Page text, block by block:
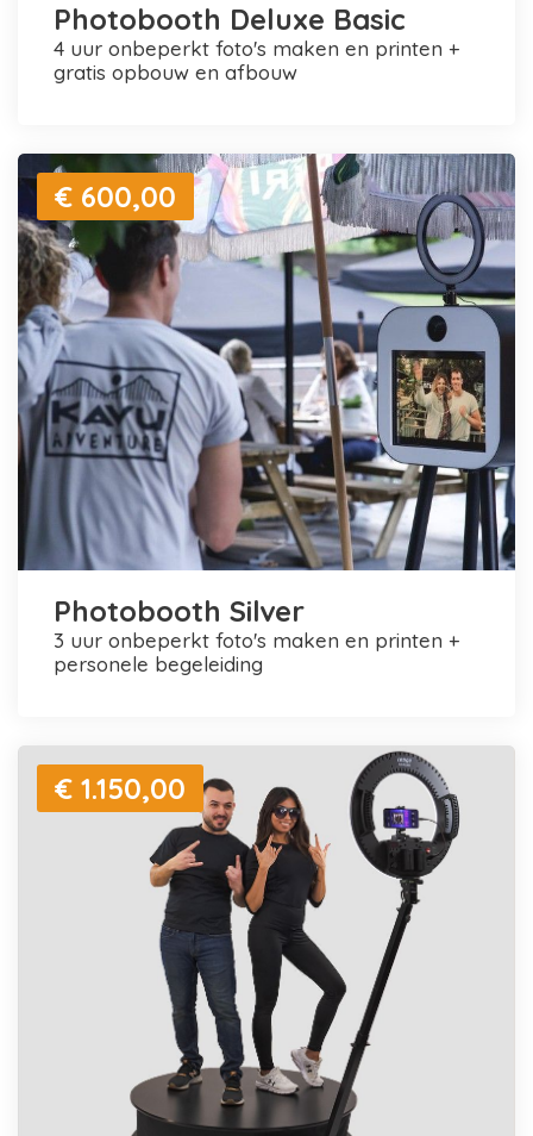
Photobooth Deluxe Basic
4 uur onbeperkt foto's maken en printen +
gratis opbouw en afbouw
€ 600,00
Photobooth Silver
3 uur onbeperkt foto's maken en printen +
personele begeleiding
€ 1.150,00